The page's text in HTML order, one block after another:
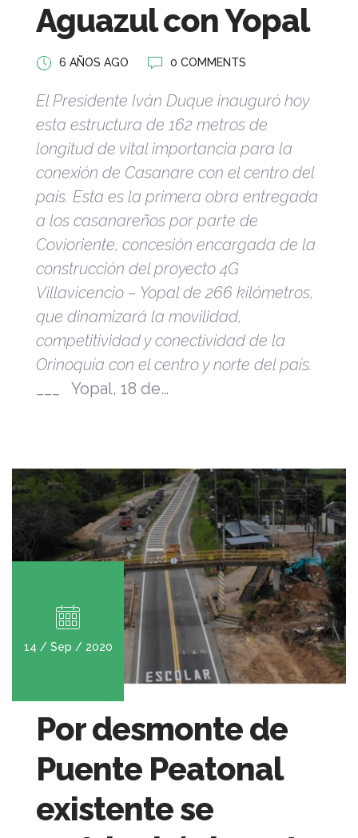
Aguazul con Yopal
6 AÑOS AGO 0 COMMENTS
El Presidente Iván Duque inauguró hoy
esta estructura de 162 metros de
longitud de vital importancia para la
conexión de Casanare con el centro del
país. Esta es la primera obra entregada
a los casanareños por parte de
Covioriente, concesión encargada de la
construcción del proyecto 4G
Villavicencio – Yopal de 266 kilómetros,
que dinamizará la movilidad,
competitividad y conectividad de la
Orinoquía con el centro y norte del país.
___ Yopal, 18 de…
14 / Sep / 2020
Por desmonte de
Puente Peatonal
existente se